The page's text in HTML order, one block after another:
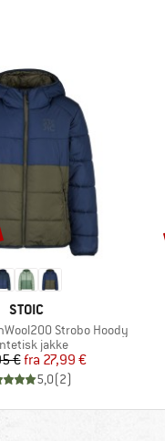
MÆRKE
STOIC
Strobo Hoody
jakke
Pris
€ Nedsat pris
fra 27,99 €
5,0(2)